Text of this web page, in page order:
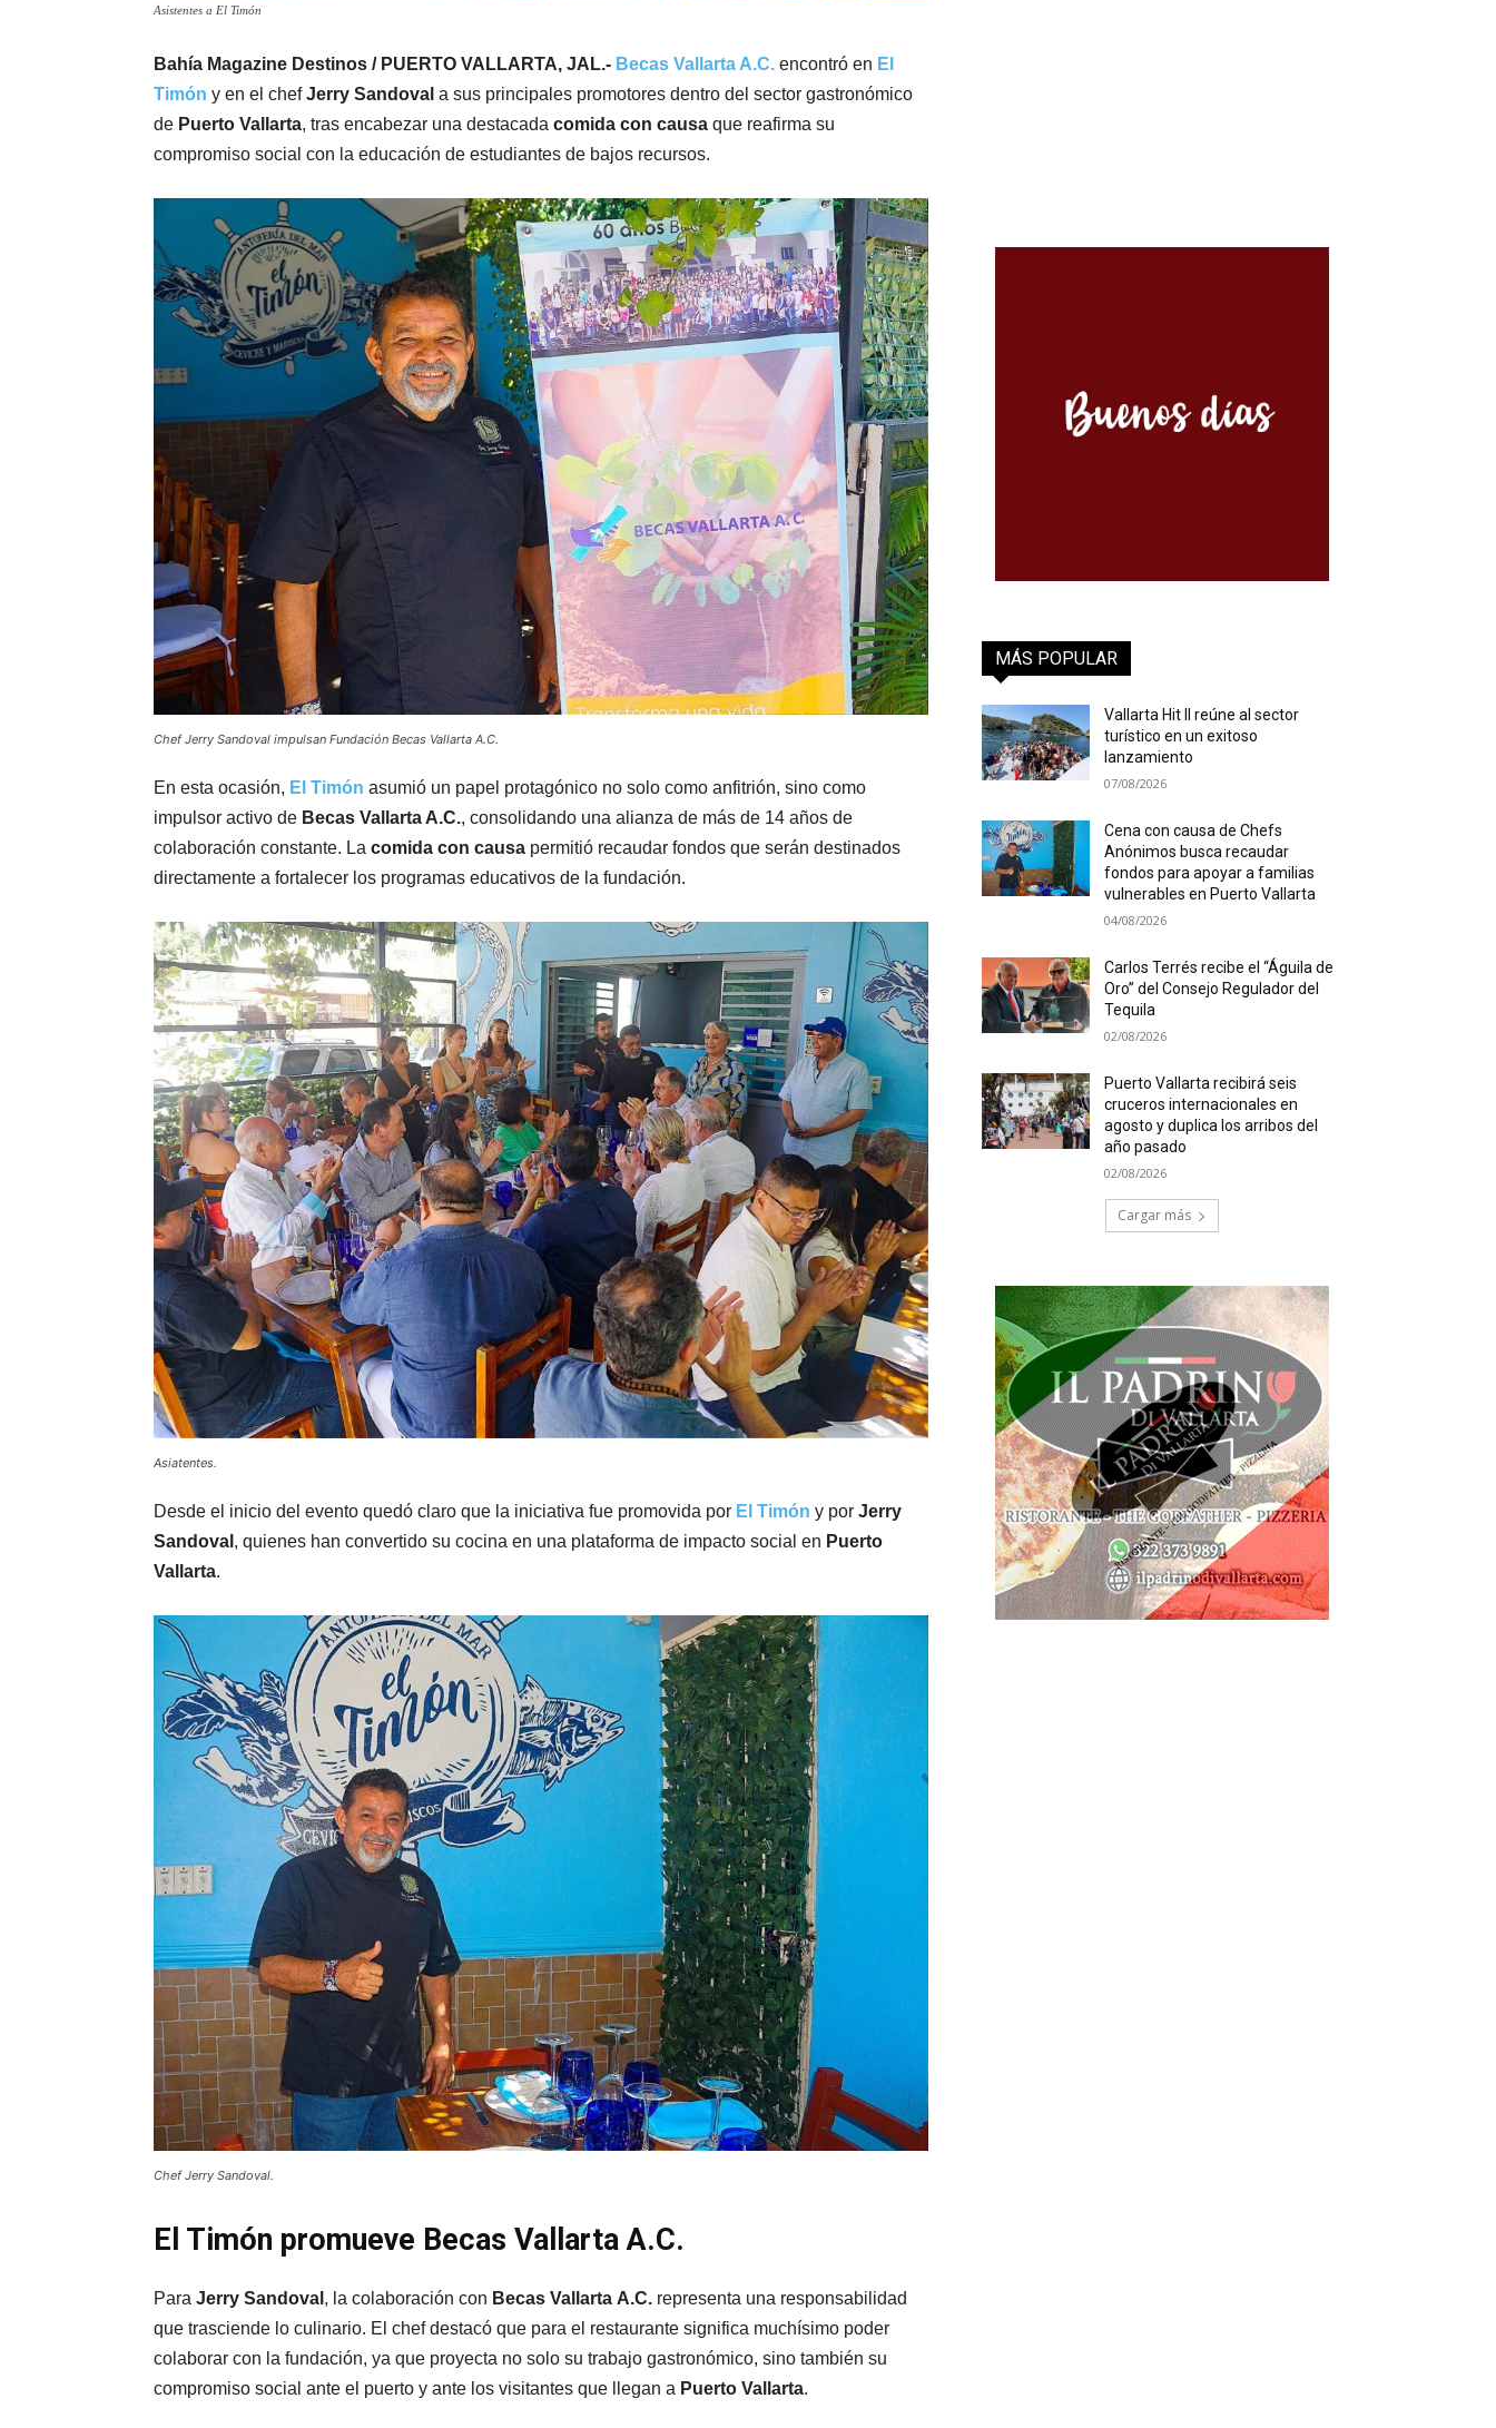
Asistentes a El Timón
Bahía Magazine Destinos / PUERTO VALLARTA, JAL.- Becas Vallarta A.C. encontró en El
Timón y en el chefJerry Sandoval a sus principales promotores dentro del sector gastronómico
de Puerto Vallarta, tras encabezar una destacada comida con causa que reafirma su
compromiso social con la educación de estudiantes de bajos recursos.
Chef Jerry Sandoval impulsan Fundación Becas Vallarta A.C.
En esta ocasión, El Timón asumió un papel protagónico no solo como anfitrión, sino como
impulsor activo de Becas Vallarta A.C., consolidando una alianza de más de 14 años de
colaboración constante. La comida con causa permitió recaudar fondos que serán destinados
directamente a fortalecer los programas educativos de la fundación.
Asiatentes.
Desde el inicio del evento quedó claro que la iniciativa fue promovida por El Timón y por Jerry
Sandoval , quienes han convertido su cocina en una plataforma de impacto social en Puerto
Vallarta.
Chef Jerry Sandoval.
El Timón promueve Becas Vallarta A.C.
Para Jerry Sandoval , la colaboración con Becas Vallarta A.C. representa una responsabilidad
que trasciende lo culinario. El chef destacó que para el restaurante significa muchísimo poder
colaborar con la fundación, ya que proyecta no solo su trabajo gastronómico, sino también su
compromiso social ante el puerto y ante los visitantes que llegan a Puerto Vallarta.
MÁS POPULAR
Vallarta Hit II reúne al sector
turístico en un exitoso
lanzamiento
07/08/2026
Cena con causa de Chefs
Anónimos busca recaudar
fondos para apoyar a familias
vulnerables en Puerto Vallarta
04/08/2026
Carlos Terrés recibe el “Águila de
Oro” del Consejo Regulador del
Tequila
02/08/2026
Puerto Vallarta recibirá seis
cruceros internacionales en
agosto y duplica los arribos del
año pasado
02/08/2026
Cargar más